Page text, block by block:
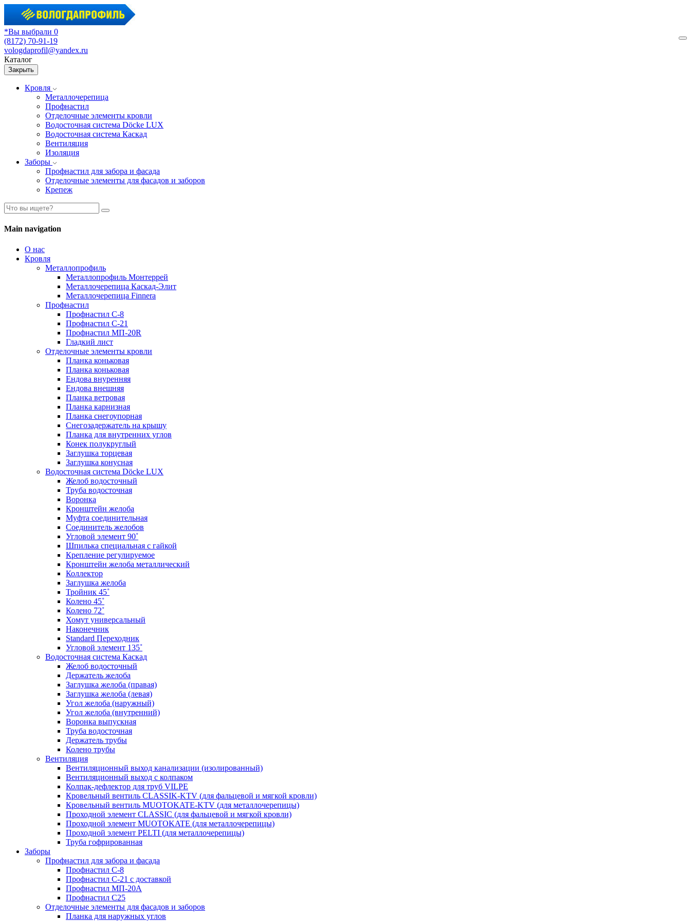
*Вы выбрали 0
(8172) 70-91-19
vologdaprofil@yandex.ru
Каталог
Закрыть
Кровля
Металлочерепица
Профнастил
Отделочные элементы кровли
Водосточная система Döcke LUX
Водосточная система Каскад
Вентиляция
Изоляция
Заборы
Профнастил для забора и фасада
Отделочные элементы для фасадов и заборов
Крепеж
Main navigation
О нас
Кровля
Металлопрофиль
Металлопрофиль Монтеррей
Металлочерепица Каскад-Элит
Металлочерепица Finnera
Профнастил
Профнастил С-8
Профнастил С-21
Профнастил МП-20R
Гладкий лист
Отделочные элементы кровли
Планка коньковая
Планка коньковая
Ендова внуренняя
Ендова внешняя
Планка ветровая
Планка карнизная
Планка снегоупорная
Снегозадержатель на крышу
Планка для внутренних углов
Конек полукруглый
Заглушка торцевая
Заглушка конусная
Водосточная система Döcke LUX
Желоб водосточный
Труба водосточная
Воронка
Кронштейн желоба
Муфта соединительная
Соединитель желобов
Угловой элемент 90˚
Шпилька специальная с гайкой
Крепление регулируемое
Кронштейн желоба металлический
Коллектор
Заглушка желоба
Тройник 45˚
Колено 45˚
Колено 72˚
Хомут универсальный
Наконечник
Standard Переходник
Угловой элемент 135˚
Водосточная система Каскад
Желоб водосточный
Держатель желоба
Заглушка желоба (правая)
Заглушка желоба (левая)
Угол желоба (наружный)
Угол желоба (внутренний)
Воронка выпускная
Труба водосточная
Держатель трубы
Колено трубы
Вентиляция
Вентиляционный выход канализации (изолированный)
Вентиляционный выход с колпаком
Колпак-дефлектор для труб VILPE
Кровельный вентиль CLASSIK-KTV (для фальцевой и мягкой кровли)
Кровельный вентиль MUOTOKATE-KTV (для металлочерепицы)
Проходной элемент CLASSIC (для фальцевой и мягкой кровли)
Проходной элемент MUOTOKATE (для металлочерепицы)
Проходной элемент PELTI (для металлочерепицы)
Труба гофрированная
Заборы
Профнастил для забора и фасада
Профнастил С-8
Профнастил С-21 с доставкой
Профнастил МП-20А
Профнастил С25
Отделочные элементы для фасадов и заборов
Планка для наружных углов